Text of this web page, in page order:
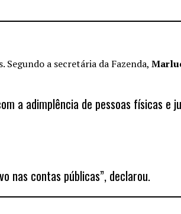
a secretária da Fazenda,
a adimplência de pessoas físicas e
nas contas públicas”, declarou.